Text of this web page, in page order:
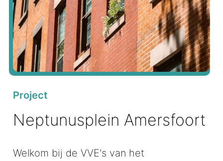
Project
Neptunusplein Amersfoort
Welkom bij de VVE's van het